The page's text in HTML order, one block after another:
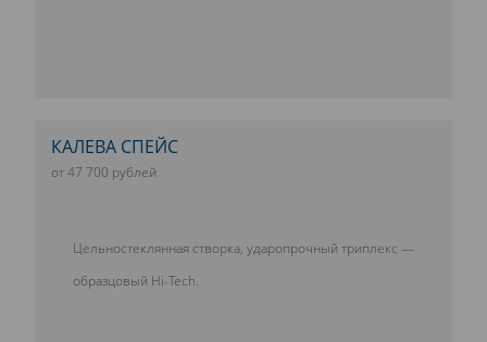
КАЛЕВА СПЕЙС
от 47 700 рублей
Цельностеклянная створка, ударопрочный триплекс —
образцовый Hi-Tech.